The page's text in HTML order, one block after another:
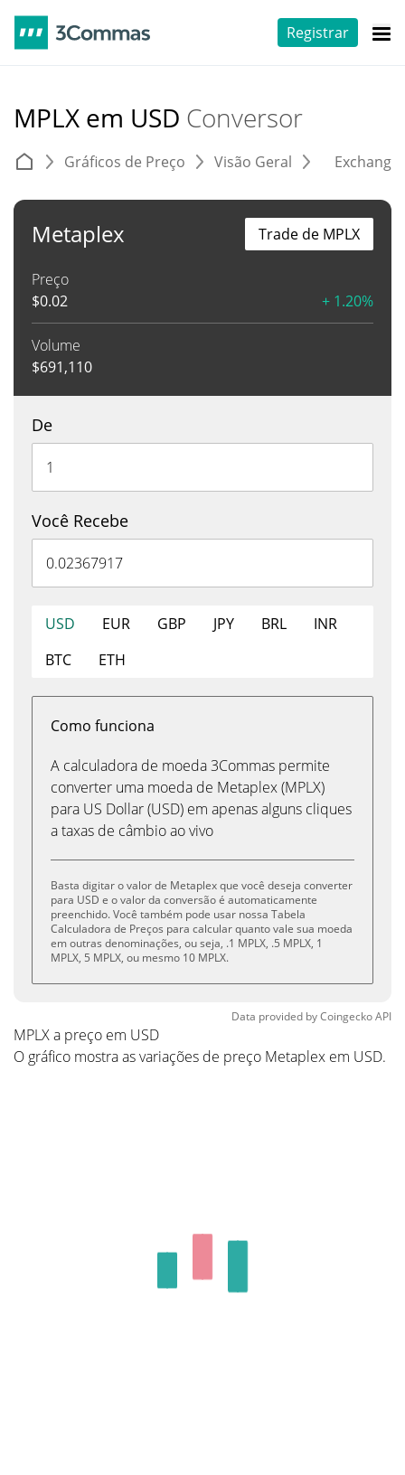
Registrar
MPLX em USD Conversor
Gráficos de Preço Visão Geral
Metaplex
Preço
$0.02 + 1.20%
Volume
$691,110
Trade de MPLX
De
Você Recebe
USD EUR GBP JPY BRL
INR
BTC
ETH
Como funciona
A calculadora de moeda 3Commas permite
converter uma moeda de Metaplex (MPLX)
para US Dollar (USD) em apenas alguns cliques
a taxas de câmbio ao vivo
Basta digitar o valor de Metaplex que você deseja converter
para USD e o valor da conversão é automaticamente
preenchido. Você também pode usar nossa Tabela
Calculadora de Preços para calcular quanto vale sua moeda
em outras denominações, ou seja, .1 MPLX, .5 MPLX, 1
MPLX, 5 MPLX, ou mesmo 10 MPLX.
Data provided byCoingeckoAPI
MPLX a preço em USD
O gráfico mostra as variações de preço Metaplex em USD.